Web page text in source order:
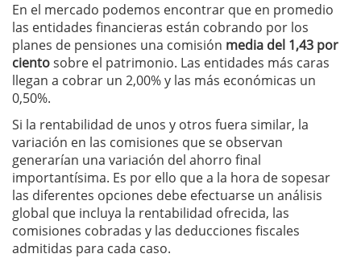
En el mercado podemos encontrar que en promedio
las entidades financieras están cobrando por los
planes de pensiones una comisión media del 1,43 por
cientosobre el patrimonio. Las entidades más caras
llegan a cobrar un 2,00% y las más económicas un
0,50%.
Si la rentabilidad de unos y otros fuera similar, la
variación en las comisiones que se observan
generarían una variación del ahorro final
importantísima. Es por ello que a la hora de sopesar
las diferentes opciones debe efectuarse un análisis
global que incluya la rentabilidad ofrecida, las
comisiones cobradas y las deducciones fiscales
admitidas para cada caso.